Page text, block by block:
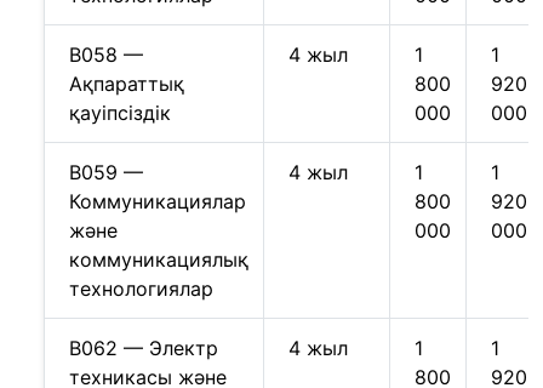
B058 —
Ақпараттық
қауіпсіздік
4 жыл
1
800
000
1
920
000
B059 —
Коммуникациялар
және
коммуникациялық
технологиялар
4 жыл
1
800
000
1
920
000
B062 — Электр
техникасы және
4 жыл
1
800
1
920